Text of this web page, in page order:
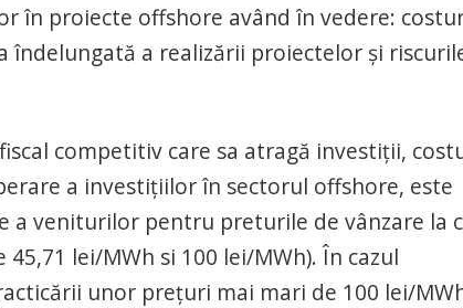
în proiecte offshore având în vedere:
a realizării proiectelor și
competitiv care sa atragă investiții,
a investițiilor în sectorul offshore, este
a veniturilor pentru preturile de vânzare la
lei/MWh si 100 lei/MWh). În cazul
unor prețuri mai mari de 100 lei/